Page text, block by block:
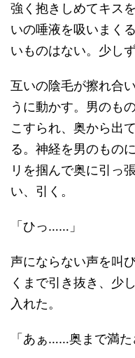
強く抱きしめてキス
いの唾液を吸いまく
いものはない。少し
互いの陰毛が擦れ合
うに動かす。男のも
こすられ、奥から出
る。神経を男のもの
リを掴んで奥に引っ
い、引く。
「ひっ……」
声にならない声を叫
くまで引き抜き、少
入れた。
「あぁ……奥まで満